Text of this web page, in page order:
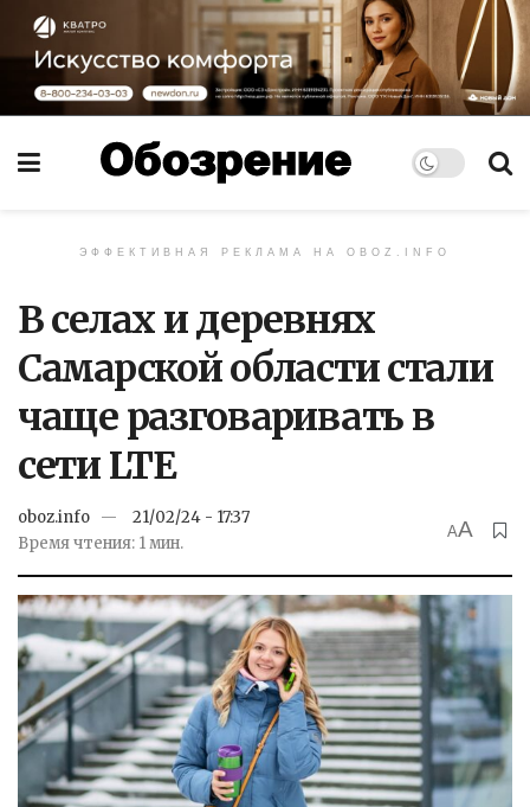
ЭФФЕКТИВНАЯ РЕКЛАМА НА OBOZ.INFO
В селах и деревнях
Самарской области стали
чаще разговаривать в
сети LTE
oboz.info
21/02/24 - 17:37
Время чтения: 1 мин.
AA